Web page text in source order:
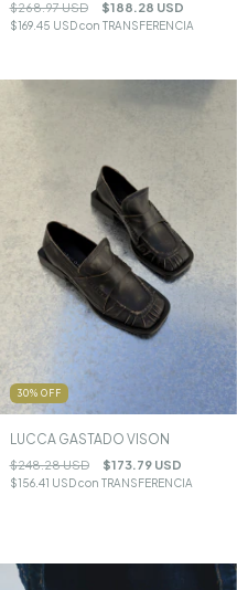
$268.97 USD $188.28 USD
$169.45 USDcon TRANSFERENCIA
30% OFF
LUCCA GASTADO VISON
$248.28 USD $173.79 USD
$156.41 USDcon TRANSFERENCIA